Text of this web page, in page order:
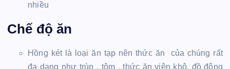
nhiều
Chế độ ăn
Hồng két là loại ăn tạp nên thức ăn của chúng rất
đa dạng như trùn , tôm , thức ăn viên khô, đồ đông